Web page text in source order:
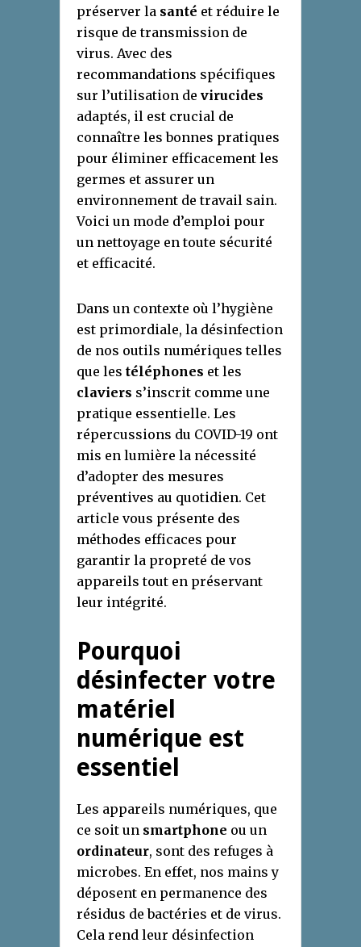
préserver la santé et réduire le
risque de transmission de
virus. Avec des
recommandations spécifiques
sur l’utilisation de virucides
adaptés, il est crucial de
connaître les bonnes pratiques
pour éliminer efficacement les
germes et assurer un
environnement de travail sain.
Voici un mode d’emploi pour
un nettoyage en toute sécurité
et efficacité.
Dans un contexte où l’hygiène
est primordiale, la désinfection
de nos outils numériques telles
que les téléphones et les
claviers s’inscrit comme une
pratique essentielle. Les
répercussions du COVID-19 ont
mis en lumière la nécessité
d’adopter des mesures
préventives au quotidien. Cet
article vous présente des
méthodes efficaces pour
garantir la propreté de vos
appareils tout en préservant
leur intégrité.
Pourquoi
désinfecter votre
matériel
numérique est
essentiel
Les appareils numériques, que
ce soit un smartphone ou un
ordinateur, sont des refuges à
microbes. En effet, nos mains y
déposent en permanence des
résidus de bactéries et de virus.
Cela rend leur désinfection